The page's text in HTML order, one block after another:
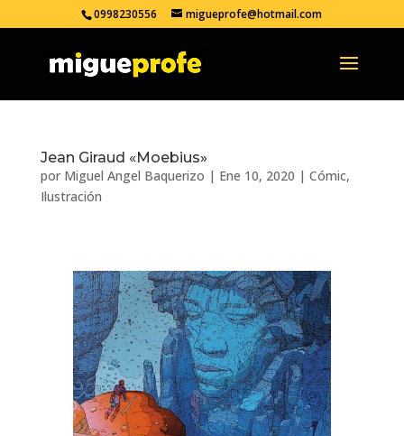
0998230556 migueprofe@hotmail.com
Jean Giraud «Moebius»
por Miguel Angel Baquerizo | Ene 10, 2020 | Cómic,
Ilustración